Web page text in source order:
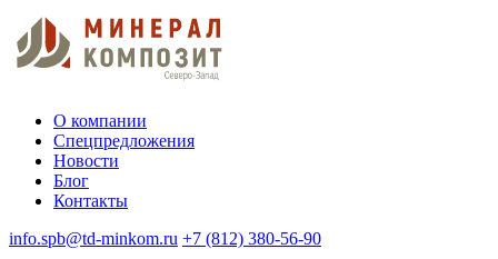
О компании
Спецпредложения
Новости
Блог
Контакты
info.spb@td-minkom.ru +7 (812) 380-56-90